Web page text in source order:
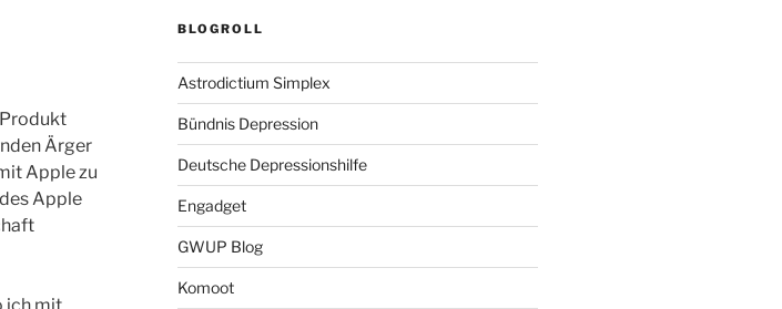
Ärger
Apple zu
Apple
BLOGROLL
Astrodictium Simplex
Bündnis Depression
Deutsche Depressionshilfe
Engadget
GWUP Blog
Komoot